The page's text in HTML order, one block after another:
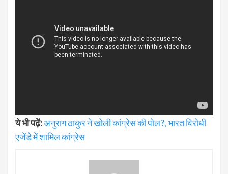
ये भी पढ़ें:अनुराग ठाकुर ने खोली कांग्रेस की पोल?, भारत विरोधी
एजेंडे में शामिल कांग्रेस